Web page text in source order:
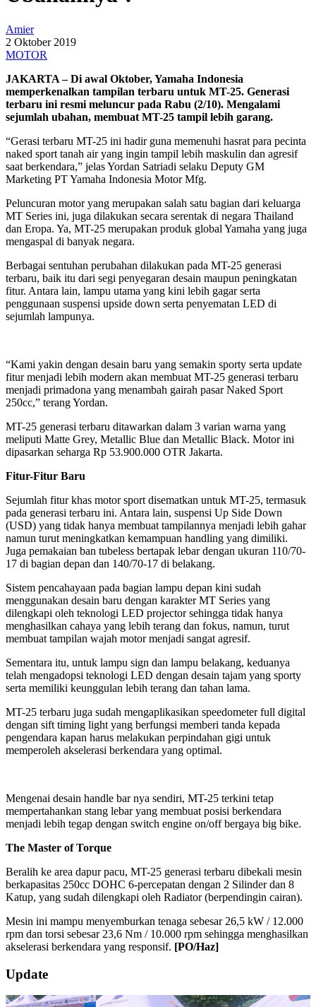
Amier
2 Oktober 2019
MOTOR
JAKARTA – Di awal Oktober, Yamaha Indonesia
memperkenalkan tampilan terbaru untuk MT-25. Generasi
terbaru ini resmi meluncur pada Rabu (2/10). Mengalami
sejumlah ubahan, membuat MT-25 tampil lebih garang.
“Gerasi terbaru MT-25 ini hadir guna memenuhi hasrat para pecinta
naked sport tanah air yang ingin tampil lebih maskulin dan agresif
saat berkendara,” jelas Yordan Satriadi selaku Deputy GM
Marketing PT Yamaha Indonesia Motor Mfg.
Peluncuran motor yang merupakan salah satu bagian dari keluarga
MT Series ini, juga dilakukan secara serentak di negara Thailand
dan Eropa. Ya, MT-25 merupakan produk global Yamaha yang juga
mengaspal di banyak negara.
Berbagai sentuhan perubahan dilakukan pada MT-25 generasi
terbaru, baik itu dari segi penyegaran desain maupun peningkatan
fitur. Antara lain, lampu utama yang kini lebih gagar serta
penggunaan suspensi upside down serta penyematan LED di
sejumlah lampunya.
“Kami yakin dengan desain baru yang semakin sporty serta update
fitur menjadi lebih modern akan membuat MT-25 generasi terbaru
menjadi primadona yang menambah gairah pasar Naked Sport
250cc,” terang Yordan.
MT-25 generasi terbaru ditawarkan dalam 3 varian warna yang
meliputi Matte Grey, Metallic Blue dan Metallic Black. Motor ini
dipasarkan seharga Rp 53.900.000 OTR Jakarta.
Fitur-Fitur Baru
Sejumlah fitur khas motor sport disematkan untuk MT-25, termasuk
pada generasi terbaru ini. Antara lain, suspensi Up Side Down
(USD) yang tidak hanya membuat tampilannya menjadi lebih gahar
namun turut meningkatkan kemampuan handling yang dimiliki.
Juga pemakaian ban tubeless bertapak lebar dengan ukuran 110/70-
17 di bagian depan dan 140/70-17 di belakang.
Sistem pencahayaan pada bagian lampu depan kini sudah
menggunakan desain baru dengan karakter MT Series yang
dilengkapi oleh teknologi LED projector sehingga tidak hanya
menghasilkan cahaya yang lebih terang dan fokus, namun, turut
membuat tampilan wajah motor menjadi sangat agresif.
Sementara itu, untuk lampu sign dan lampu belakang, keduanya
telah mengadopsi teknologi LED dengan desain tajam yang sporty
serta memiliki keunggulan lebih terang dan tahan lama.
MT-25 terbaru juga sudah mengaplikasikan speedometer full digital
dengan sift timing light yang berfungsi memberi tanda kepada
pengendara kapan harus melakukan perpindahan gigi untuk
memperoleh akselerasi berkendara yang optimal.
Mengenai desain handle bar nya sendiri, MT-25 terkini tetap
mempertahankan stang lebar yang membuat posisi berkendara
menjadi lebih tegap dengan switch engine on/off bergaya big bike.
The Master of Torque
Beralih ke area dapur pacu, MT-25 generasi terbaru dibekali mesin
berkapasitas 250cc DOHC 6-percepatan dengan 2 Silinder dan 8
Katup, yang sudah dilengkapi oleh Radiator (berpendingin cairan).
Mesin ini mampu menyemburkan tenaga sebesar 26,5 kW / 12.000
rpm dan torsi sebesar 23,6 Nm / 10.000 rpm sehingga menghasilkan
akselerasi berkendara yang responsif. [PO/Haz]
2019-
10-
02
Update